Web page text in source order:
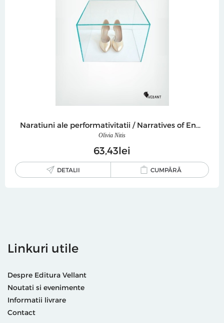
Naratiuni ale performativitatii / Narratives of Enactment
Olivia Nitis
63 43lei
DETALII CUMPĂRĂ
Linkuri utile
Despre Editura Vellant
Noutati si evenimente
Informatii livrare
Contact